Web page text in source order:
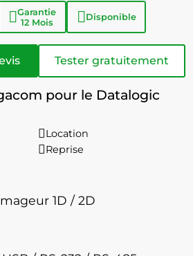
Garantie
12 Mois
Disponible
Tester gratuitement
pour le Datalogic
Location
Reprise
1D / 2D